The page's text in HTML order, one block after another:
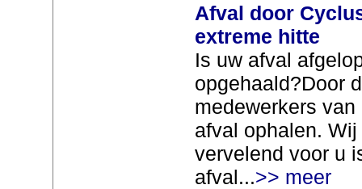
Afval door
extreme hitte
Is uw afval
opgehaald?Door
medewerkers
afval ophalen.
vervelend voor u
afval...>> meer